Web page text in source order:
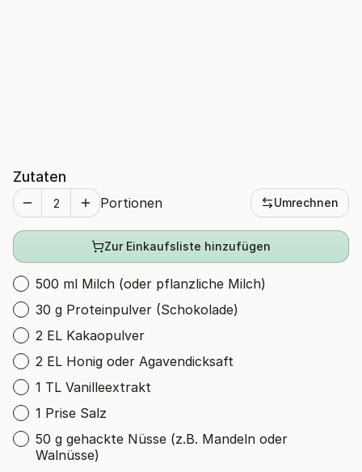
Zutaten
Portionen Umrechnen
Zur Einkaufsliste hinzufügen
500 ml Milch (oder pflanzliche Milch)
30 g Proteinpulver (Schokolade)
2 EL Kakaopulver
2 EL Honig oder Agavendicksaft
1 TL Vanilleextrakt
1 Prise Salz
50 g gehackte Nüsse (z.B. Mandeln oder
Walnüsse)